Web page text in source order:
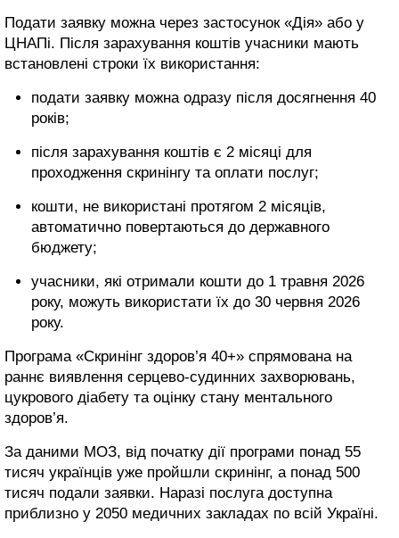
Подати заявку можна через застосунок «Дія» або у
ЦНАПі. Після зарахування коштів учасники мають
встановлені строки їх використання:
подати заявку можна одразу після досягнення 40
років;
після зарахування коштів є 2 місяці для
проходження скринінгу та оплати послуг;
кошти, не використані протягом 2 місяців,
автоматично повертаються до державного
бюджету;
учасники, які отримали кошти до 1 травня 2026
року, можуть використати їх до 30 червня 2026
року.
Програма «Скринінг здоров’я 40+» спрямована на
раннє виявлення серцево-судинних захворювань,
цукрового діабету та оцінку стану ментального
здоров’я.
За даними МОЗ, від початку дії програми понад 55
тисяч українців уже пройшли скринінг, а понад 500
тисяч подали заявки. Наразі послуга доступна
приблизно у 2050 медичних закладах по всій Україні.